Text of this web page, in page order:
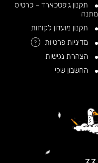
תקנון גיפטכארד – כרטיס
מתנה
תקנון מועדון לקוחות
מדיניות פרטיות
?
הצהרת נגישות
החשבון שלי